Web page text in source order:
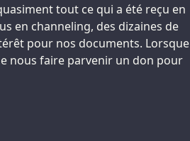
tout ce qui a été reçu en
en channeling, des dizaines de
pour nos documents. Lorsque
nous faire parvenir un don pour